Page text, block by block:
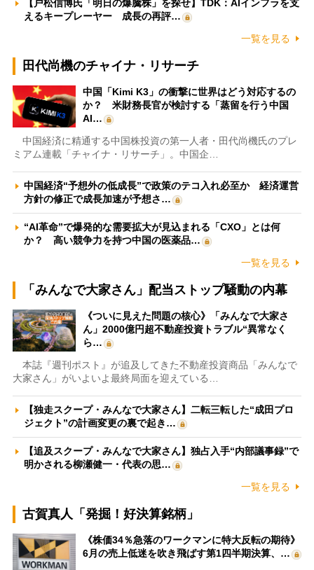
【戸松信博氏「明日の爆騰株」を探せ】TDK：AIインフラを支
えるキープレーヤー 成長の再評…
一覧を見る
田代尚機のチャイナ・リサーチ
中国「Kimi K3」の衝撃に世界はどう対応するの
か？ 米財務長官が検討する「蒸留を行う中国
AI…
中国経済に精通する中国株投資の第一人者・田代尚機氏のプレ
ミアム連載「チャイナ・リサーチ」。中国企…
中国経済“予想外の低成長”で政策のテコ入れ必至か 経済運営
方針の修正で成長加速が予想さ…
“AI革命”で爆発的な需要拡大が見込まれる「CXO」とは何
か？ 高い競争力を持つ中国の医薬品…
一覧を見る
「みんなで大家さん」配当ストップ騒動の内幕
《ついに見えた問題の核心》「みんなで大家さ
ん」2000億円超不動産投資トラブル“異常なく
ら…
本誌『週刊ポスト』が追及してきた不動産投資商品「みんなで
大家さん」がいよいよ最終局面を迎えている…
【独走スクープ・みんなで大家さん】二転三転した“成田プロ
ジェクト”の計画変更の裏で起き…
【追及スクープ・みんなで大家さん】独占入手“内部議事録”で
明かされる柳瀬健一・代表の思…
一覧を見る
古賀真人「発掘！好決算銘柄」
《株価34％急落のワークマンに特大反転の期待》
6月の売上低迷を吹き飛ばす第1四半期決算、…